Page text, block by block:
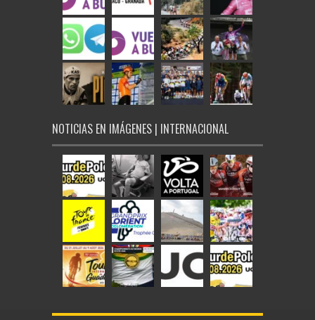
NOTICIAS EN IMÁGENES | INTERNACIONAL